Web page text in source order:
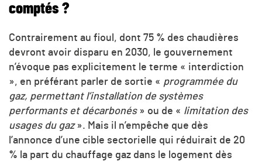
comptés ?
Contrairement au fioul, dont 75 % des chaudières
devront avoir disparu en 2030, le gouvernement
n’évoque pas explicitement le terme « interdiction
», en préférant parler de sortie « programmée du
gaz, permettant l’installation de systèmes
performants et décarbonés» ou de « limitation des
usages du gaz». Mais il n’empêche que dès
l’annonce d’une cible sectorielle qui réduirait de 20
% la part du chauffage gaz dans le logement dès